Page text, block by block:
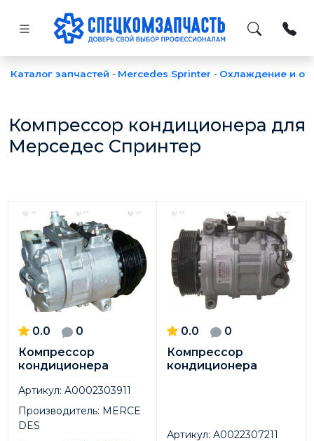
Каталог запчастей - Mercedes Sprinter - Охлаждение и
Компрессор кондиционера для
Мерседес Спринтер
0.0
0
Компрессор
кондиционера
Артикул: A0002303911
Производитель: MERCE
DES
0.0
0
Компрессор
кондиционера
Артикул: A0022307211